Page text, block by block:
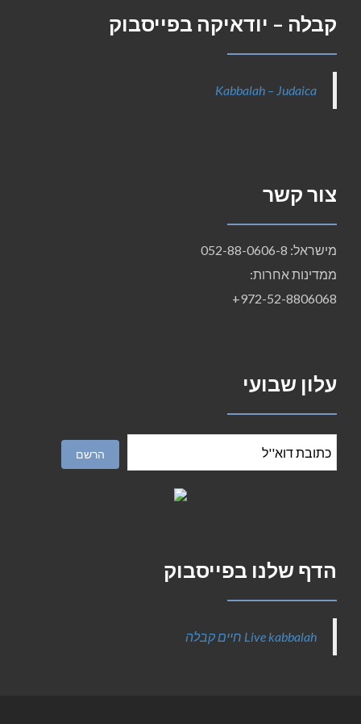
קבלה – יודאיקה בפייסבוק
Kabbalah – Judaica
צור קשר
מישראל: 052-88-0606-8
ממדינות אחרות:
972-52-8806068+
עלון שבועי
הדף שלנו בפייסבוק
‎Live kabbalah חיים קבלה‎